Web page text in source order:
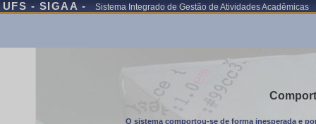
UFS - SIGAA - Sistema Integrado de Gestão de Atividades Acadêmicas
O sistema comportou-se de forma inesperada e